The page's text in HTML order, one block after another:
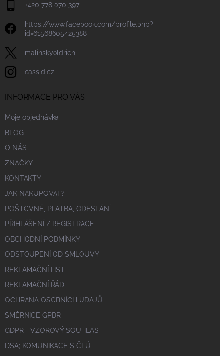
+420 778 070 397
https://www.facebook.com/profile.php?
id=61568605425388
malinskyoldrich
cassidicz
INFORMACE PRO VÁS
Moje objednávka
BLOG
O NÁS
ZNAČKY
KONTAKTY
JAK NAKUPOVAT?
POŠTOVNÉ, PLATBA, ODESLÁNÍ
PŘIHLÁŠENÍ / REGISTRACE
OBCHODNÍ PODMÍNKY
ODSTOUPENÍ OD SMLOUVY
REKLAMAČNÍ LIST
REKLAMAČNÍ ŘÁD
OCHRANA OSOBNÍCH ÚDAJŮ
SMĚRNICE GPDR
GDPR - VZOROVÝ SOUHLAS
DSA; KOMUNIKACE S ČTÚ